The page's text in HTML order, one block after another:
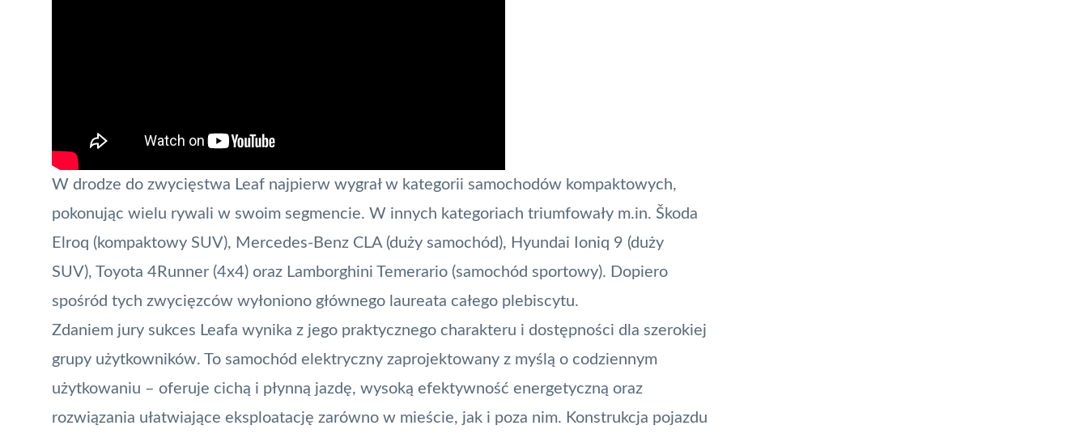
W drodze do zwycięstwa Leaf najpierw wygrał w kategorii samochodów kompaktowych,
pokonując wielu rywali w swoim segmencie. W innych kategoriach triumfowały m.in. Škoda
Elroq (kompaktowy SUV), Mercedes-Benz CLA (duży samochód), Hyundai Ioniq 9 (duży
SUV), Toyota 4Runner (4x4) oraz Lamborghini Temerario (samochód sportowy). Dopiero
spośród tych zwycięzców wyłoniono głównego laureata całego plebiscytu.
Zdaniem jury sukces Leafa wynika z jego praktycznego charakteru i dostępności dla szerokiej
grupy użytkowników. To samochód elektryczny zaprojektowany z myślą o codziennym
użytkowaniu – oferuje cichą i płynną jazdę, wysoką efektywność energetyczną oraz
rozwiązania ułatwiające eksploatację zarówno w mieście, jak i poza nim. Konstrukcja pojazdu